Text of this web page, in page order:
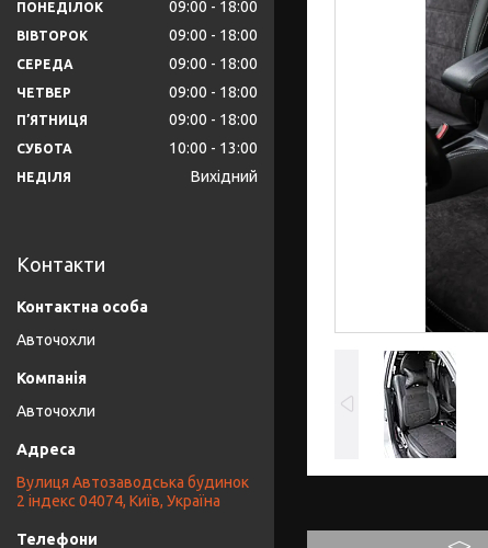
ПОНЕДІЛОК 09:00 18:00
ВІВТОРОК 09:00 18:00
СЕРЕДА 09:00 18:00
ЧЕТВЕР 09:00 18:00
ПʼЯТНИЦЯ 09:00 18:00
СУБОТА 10:00 13:00
НЕДІЛЯ Вихідний
Контакти
Авточохли
Авточохли
Вулиця Автозаводська будинок
2 індекс 04074, Київ, Україна